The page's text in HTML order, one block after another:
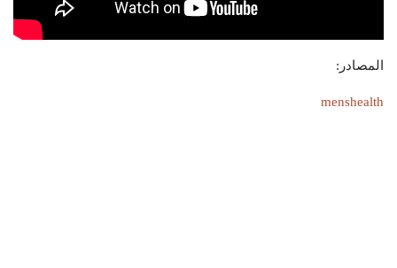
المصادر:
menshealth